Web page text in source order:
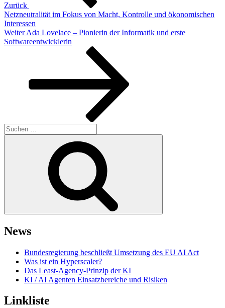
Zurück
Netzneutralität im Fokus von Macht, Kontrolle und ökonomischen
Interessen
Nächster
Beitrag
Weiter Ada Lovelace – Pionierin der Informatik und erste
Softwareentwicklerin
Suchen
nach:
News
Bundesregierung beschließt Umsetzung des EU AI Act
Was ist ein Hyperscaler?
Das Least-Agency-Prinzip der KI
KI / AI Agenten Einsatzbereiche und Risiken
Linkliste